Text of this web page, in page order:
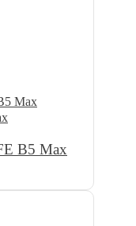
B5 Max